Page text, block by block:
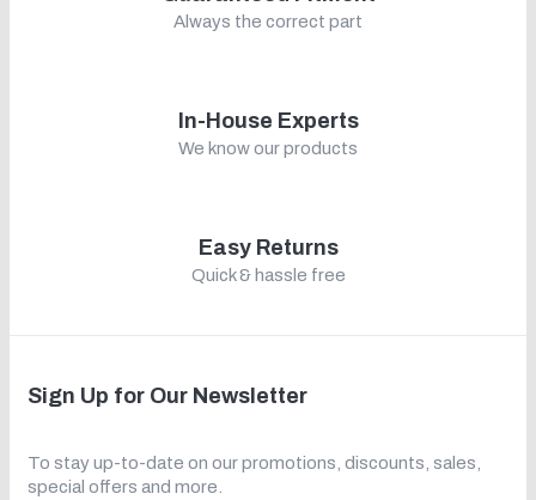
Always the correct part
In-House Experts
We know our products
Easy Returns
Quick & hassle free
Sign Up for Our Newsletter
To stay up-to-date on our promotions, discounts, sales,
special offers and more.